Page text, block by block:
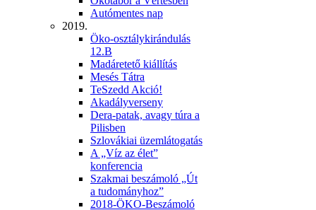
Autómentes nap
2019.
Öko-osztálykirándulás
12.B
Madáretető kiállítás
Mesés Tátra
TeSzedd Akció!
Akadályverseny
Dera-patak, avagy túra a
Pilisben
Szlovákiai üzemlátogatás
A „Víz az élet”
konferencia
Szakmai beszámoló „Út
a tudományhoz”
2018-ÖKO-Beszámoló